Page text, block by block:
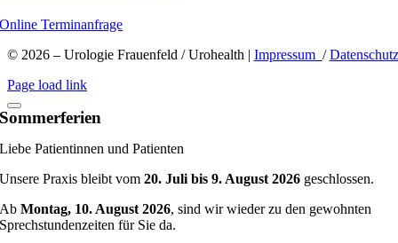
Online Terminanfrage
© 2026 – Urologie Frauenfeld / Urohealth | Impressum /Datenschutz
Page load link
Sommerferien
Liebe Patientinnen und Patienten
Unsere Praxis bleibt vom20. Juli bis 9. August 2026 geschlossen.
AbMontag, 10. August 2026, sind wir wieder zu den gewohnten
Sprechstundenzeiten für Sie da.